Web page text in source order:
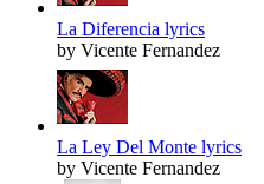
La Diferencia lyrics
by Vicente Fernandez
La Ley Del Monte lyrics
by Vicente Fernandez